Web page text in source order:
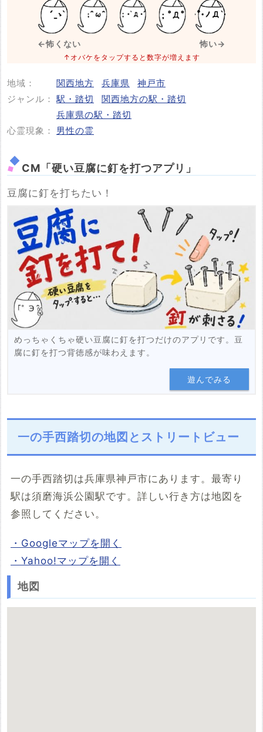
一の手西踏切は須磨海岸の近くの、国道2号線の北にある歩
行者専用の踏切だということです。警察が死亡した人の身
元確認を進めると共に、事故の原因を調べています。
※事件・事故が起きた日付
投稿する
←怖くない 怖い→
↑オバケをタップすると数字が増えます
地域： 関西地方 兵庫県
神戸市
ジャンル： 駅・踏切
関西地方の駅・踏切
兵庫県の駅・踏切
心霊現象：
男性の霊
CM「硬い豆腐に釘を打つアプリ」
豆腐に釘を打ちたい！
めっちゃくちゃ硬い豆腐に釘を打つだけのアプリです。豆
腐に釘を打つ背徳感が味わえます。
遊んでみる
一の手西踏切の地図とストリートビュー
一の手西踏切は兵庫県神戸市にあります。最寄り
駅は須磨海浜公園駅です。詳しい行き方は地図を
参照してください。
・Googleマップを開く
・Yahoo!マップを開く
地図